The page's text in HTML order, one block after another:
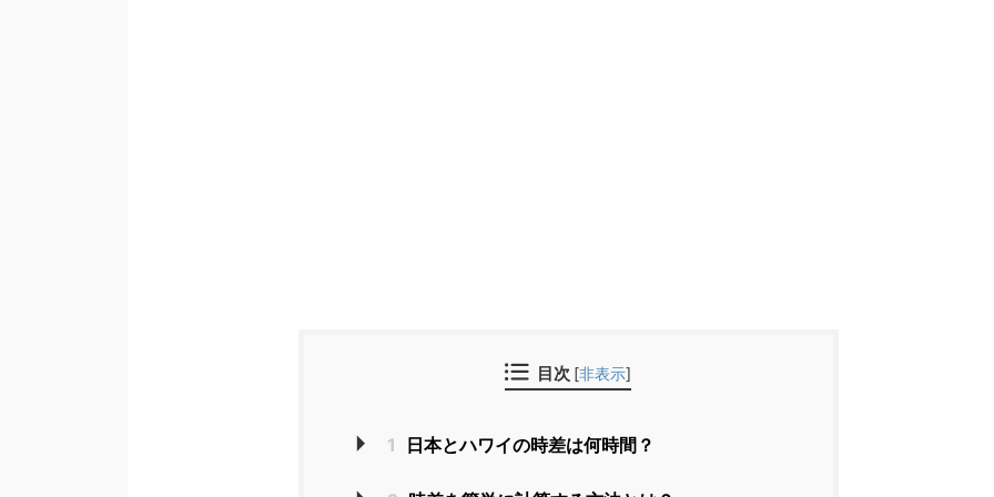
目次 [非表示]
1 日本とハワイの時差は何時間？